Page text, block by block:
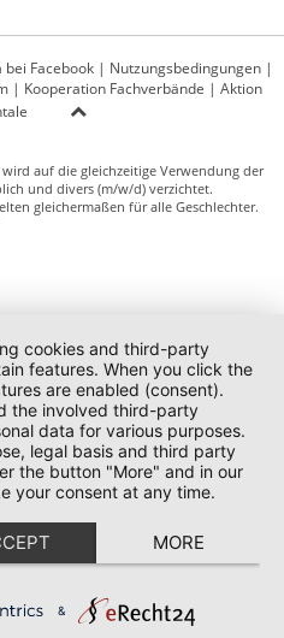
bei Facebook | Nutzungsbedingungen |
| Kooperation Fachverbände | Aktion
auf die gleichzeitige Verwendung der
und divers (m/w/d) verzichtet.
gleichermaßen für alle Geschlechter.
cookies and third-party
features. When you click the
are enabled (consent).
the involved third-party
data for various purposes.
legal basis and third party
the button "More" and in our
your consent at any time.
MORE
&